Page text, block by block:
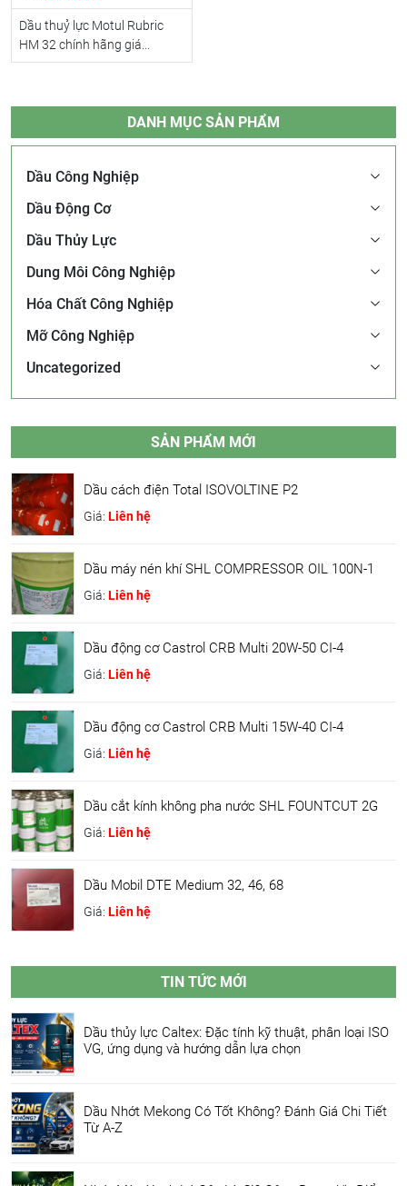
Dầu thuỷ lực Motul Rubric
HM 32 chính hãng giá...
DANH MỤC SẢN PHẨM
Dầu Công Nghiệp
Dầu Động Cơ
Dầu Thủy Lực
Dung Môi Công Nghiệp
Hóa Chất Công Nghiệp
Mỡ Công Nghiệp
Uncategorized
SẢN PHẨM MỚI
Dầu cách điện Total ISOVOLTINE P2
Giá: Liên hệ
Dầu máy nén khí SHL COMPRESSOR OIL 100N-1
Giá: Liên hệ
Dầu động cơ Castrol CRB Multi 20W-50 CI-4
Giá: Liên hệ
Dầu động cơ Castrol CRB Multi 15W-40 CI-4
Giá: Liên hệ
Dầu cắt kính không pha nước SHL FOUNTCUT 2G
Giá: Liên hệ
Dầu Mobil DTE Medium 32, 46, 68
Giá: Liên hệ
TIN TỨC MỚI
Dầu thủy lực Caltex: Đặc tính kỹ thuật, phân loại ISO
VG, ứng dụng và hướng dẫn lựa chọn
Dầu Nhớt Mekong Có Tốt Không? Đánh Giá Chi Tiết
Từ A-Z